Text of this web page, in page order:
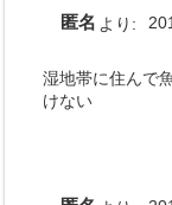
匿名 より:
湿地帯に住んで
けない